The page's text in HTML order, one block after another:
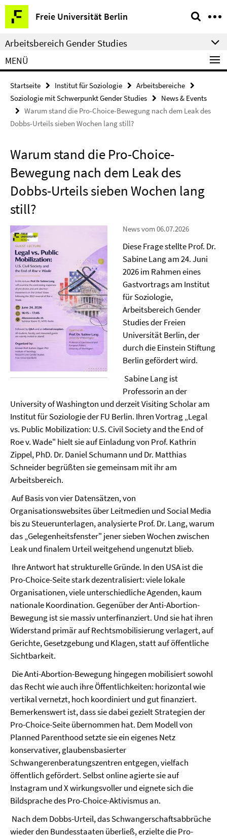
Springe
direkt
zu
Inhalt
Freie Universität Berlin
Service-
Navigation
Arbeitsbereich Gender Studies
MENÜ
Startseite Institut für Soziologie
Arbeitsbereiche
Soziologie mit Schwerpunkt Gender Studies
News & Events
Warum stand die Pro-Choice-Bewegung nach dem Leak des
Dobbs-Urteils sieben Wochen lang still?
Warum stand die Pro-Choice-
Bewegung nach dem Leak des
Dobbs-Urteils sieben Wochen lang
still?
News vom 06.07.2026
Diese Frage stellte Prof. Dr.
Sabine Lang am 24. Juni
2026 im Rahmen eines
Gastvortrags am Institut
für Soziologie,
Arbeitsbereich Gender
Studies der Freien
Universität Berlin, der
durch die Einstein Stiftung
Berlin gefördert wird.
Sabine Lang ist
Professorin an der
University of Washington und derzeit Visiting Scholar am
Institut für Soziologie der FU Berlin. Ihren Vortrag „Legal
vs. Public Mobilization: U.S. Civil Society and the End of
Roe v. Wade" hielt sie auf Einladung von Prof. Kathrin
Zippel, PhD. Dr. Daniel Schumann und Dr. Matthias
Schneider begrüßten sie gemeinsam mit ihr am
Arbeitsbereich.
Auf Basis von vier Datensätzen, von
Organisationswebsites über Leitmedien und Social Media
bis zu Steuerunterlagen, analysierte Prof. Dr. Lang, warum
das „Gelegenheitsfenster" jener sieben Wochen zwischen
Leak und finalem Urteil weitgehend ungenutzt blieb.
Ihre Antwort hat strukturelle Gründe. In den USA ist die
Pro-Choice-Seite stark dezentralisiert: viele lokale
Organisationen, viele unterschiedliche Agenden, kaum
nationale Koordination. Gegenüber der Anti-Abortion-
Bewegung ist sie massiv unterfinanziert. Und sie hat ihren
Widerstand primär auf Rechtsmobilisierung verlagert, auf
Gerichte, Gesetzgebung und Klagen, statt auf öffentliche
Sichtbarkeit.
Die Anti-Abortion-Bewegung hingegen mobilisiert sowohl
das Recht wie auch ihre Öffentlichkeiten: horizontal wie
vertikal vernetzt, hoch koordiniert und gut finanziert.
Bemerkenswert ist, dass sie dabei gezielt Strategien der
Pro-Choice-Seite übernommen hat. Dem Modell von
Planned Parenthood setzte sie ein eigenes Netz
konservativer, glaubensbasierter
Schwangerenberatungszentren entgegen, vielfach
öffentlich gefördert. Selbst online agierte sie auf
Instagram und X wirkungsvoller und eignete sich die
Bildsprache des Pro-Choice-Aktivismus an.
Nach dem Dobbs-Urteil, das Schwangerschaftsabbrüche
wieder den Bundesstaaten überließ, erzielte die Pro-